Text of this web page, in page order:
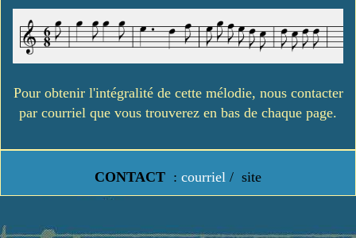
Pour obtenir l'intégralité de cette mélodie, nous contacter
par courriel que vous trouverez en bas de chaque page.
CONTACT : courriel / site
https://www.lavielledanstoussesetats.fr